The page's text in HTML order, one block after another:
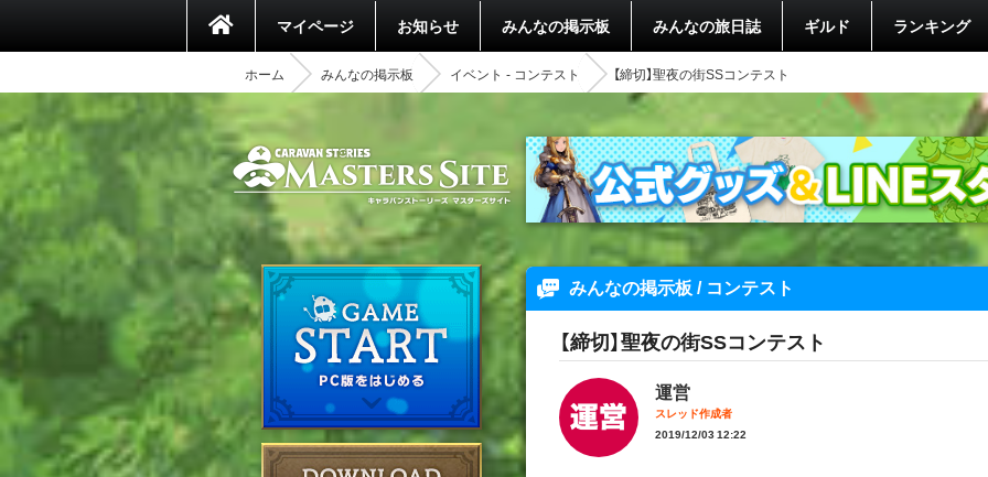
マイページ お知らせ みんなの掲示板 みんなの旅日誌 ギルド ランキング
ホーム みんなの掲示板 イベント - コンテスト 【締切】聖夜の街SSコンテスト
みんなの掲示板 / コンテスト
【締切】聖夜の街SSコンテスト
運営
スレッド作成者
2019/12/03 12:22